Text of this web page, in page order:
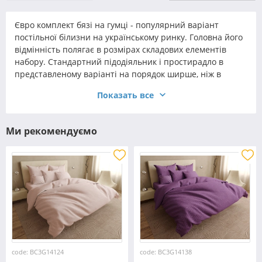
Євро комплект бязі на гумці - популярний варіант
постільної білизни на українському ринку. Головна його
відмінність полягає в розмірах складових елементів
набору. Стандартний підодіяльник і простирадло в
представленому варіанті на порядок ширше, ніж в
З асортименту інтернет-магазину «Черешенка» ви
доступні товари в широкій колірній гамі, різноманітній
стилістиці.
Бязеві постільні комплекти з простирадлом на
гумці: особливості
Єврокомплект з представленого матеріалу - практичний
повсякденний варіант. Таке текстильна постільне -
міцне, надійне і разом з тим легке. Щільне
переплетення ниток формує міцне полотно. Фактура -
однорідна, матова і без блиску. Завдяки цьому готові
Показать все
Ми рекомендуємо
code: BC3G14124 code: BC3G14138